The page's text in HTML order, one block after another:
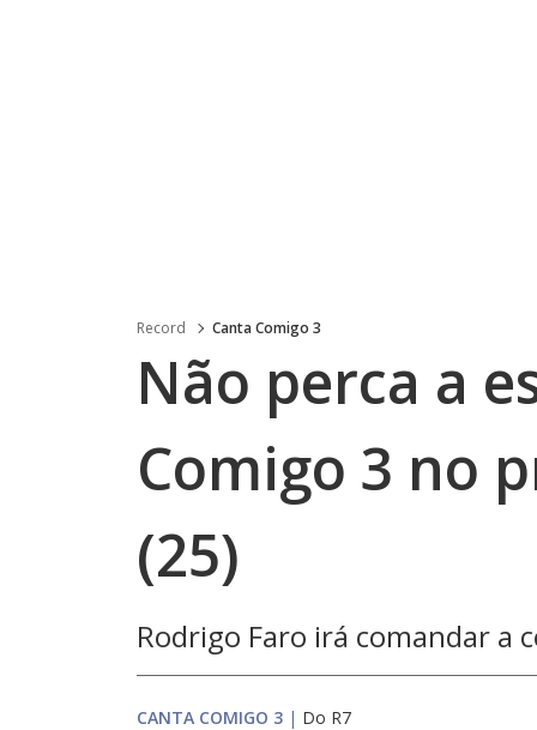
Record Canta Comigo 3
Não perca a
Comigo 3 no
(25)
Rodrigo Faro irá comandar a
CANTA COMIGO 3 | Do R7